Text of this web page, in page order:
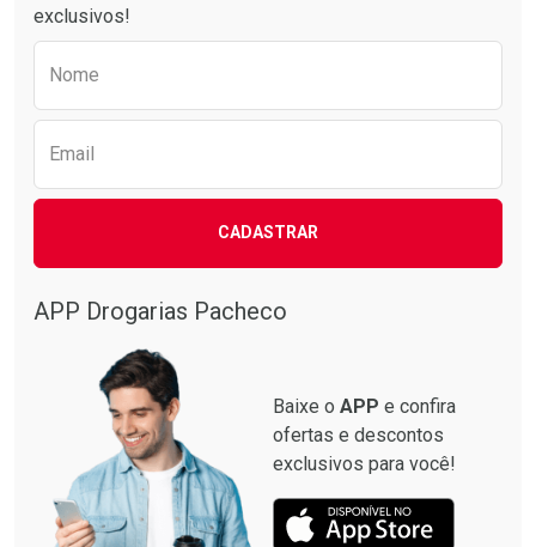
exclusivos!
Nome
Email
CADASTRAR
APP Drogarias Pacheco
Baixe o APP e confira
ofertas e descontos
exclusivos para você!